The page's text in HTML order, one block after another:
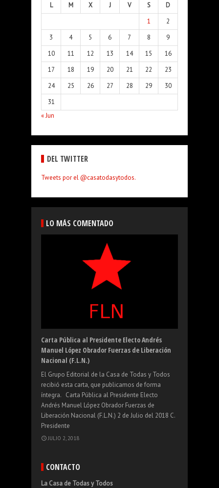
L M X J V S
D
1
2
3
4 5 6 7 8
9
10
11 12 13 14 15
16
17
18 19 20 21 22
23
24
25 26 27 28 29
30
31
« Jun
DEL TWITTER
Tweets por el @casatodasytodos.
LO MÁS COMENTADO
Carta Pública al Presidente Electo Andrés
Manuel López Obrador Fuerzas de Liberación
Nacional (F.L.N.)
El Grupo Editorial de la Casa de Todas y Todos
recibió esta carta, que publicamos de forma
íntegra. Carta Pública al Presidente Electo
Andrés Manuel López Obrador Fuerzas de
Liberación Nacional (F.L.N.) 2 de Julio del 2018 C.
Presidente
JULIO 2, 2018
AGOSTO 20, 2021
Martínez, Marichuy, sobre desplazamiento
forzado.
OCTUBRE 14, 2017
ABRIL 3, 2015
FEBRERO 7, 2016
CONTACTO
La Casa de Todas y Todos